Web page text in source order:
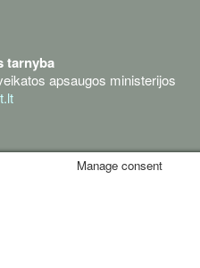
tarnyba
apsaugos ministerijos
Manage consent